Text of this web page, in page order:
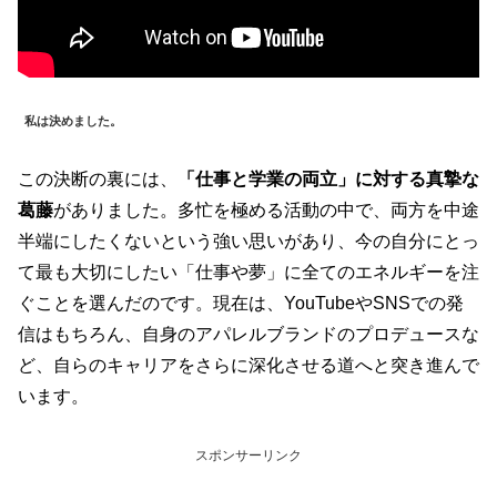
私は決めました。
この決断の裏には、
「仕事と学業の両立」に対する真摯な
葛藤がありました。多忙を極める活動の中で、両方を中途
半端にしたくないという強い思いがあり、今の自分にとっ
て最も大切にしたい「仕事や夢」に全てのエネルギーを注
ぐことを選んだのです。現在は、YouTubeやSNSでの発
信はもちろん、自身のアパレルブランドのプロデュースな
ど、自らのキャリアをさらに深化させる道へと突き進んで
います。
スポンサーリンク